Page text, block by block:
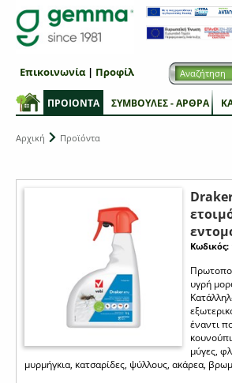
ΠΡΟΙΟΝΤΑ ΣΥΜΒΟΥΛΕΣ - ΑΡΘΡΑ
Επικοινωνία| Προφίλ
Αρχική Προϊόντα
Κωδικός:
υγρή
έναντι
μύγες,
μυρμήγκια, κατσαρίδες, ψύλλους, ακάρεα,